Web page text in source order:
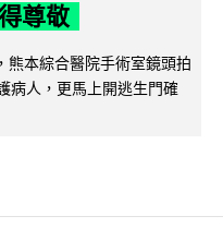
尊敬
熊本綜合醫院手術室鏡頭拍
病人，更馬上開逃生門確